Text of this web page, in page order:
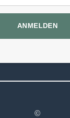
ANMELDEN
©